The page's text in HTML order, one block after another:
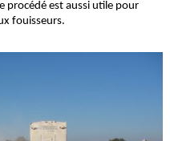
procédé est aussi utile pour
fouisseurs.